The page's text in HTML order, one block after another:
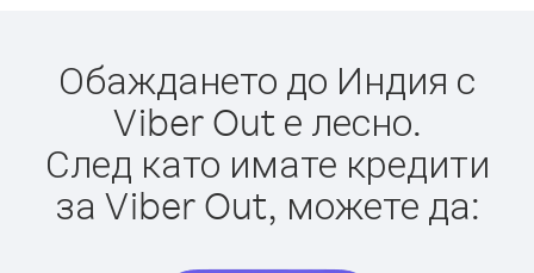
Обаждането до Индия с
Viber Out е лесно.
След като имате кредити
за Viber Out, можете да: